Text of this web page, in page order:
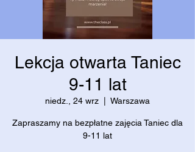
Lekcja otwarta Taniec
9-11 lat
niedz., 24 wrz Warszawa
Zapraszamy na bezpłatne zajęcia Taniec dla
9-11 lat